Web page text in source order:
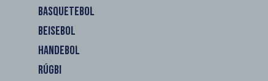
BASQUETEBOL
BEISEBOL
HANDEBOL
RÚGBI